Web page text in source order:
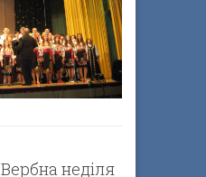
Вербна неділя